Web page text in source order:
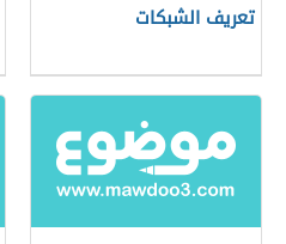
تعريف الشبكات